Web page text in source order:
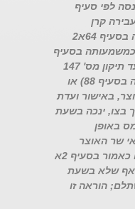
לפי סעיף
קרן
להשקעות במקרקעין כהגדרתה בסעיף 64א2
כמשמעותה בסעיף
88, או של ריבית או דיבידנד (עד תיקון מס' 147
נאמר: של התמורה כמשמעותה בסעיף 88) או
באישור ועדת
בצו, ינכה בשעת
באופן
שר האוצר
לקבוע לענין השתכרות או רווח כאמור בסעיף 2א
אף שלא בשעת
הוראה זו